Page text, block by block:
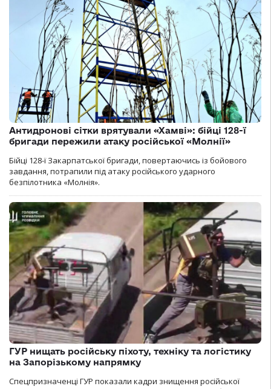
Антидронові сітки врятували «Хамві»: бійці 128-ї
бригади пережили атаку російської «Молнії»
Бійці 128-ї Закарпатської бригади, повертаючись із бойового
завдання, потрапили під атаку російського ударного
безпілотника «Молнія».
ГУР нищать російську піхоту, техніку та логістику
на Запорізькому напрямку
Спецпризначенці ГУР показали кадри знищення російської